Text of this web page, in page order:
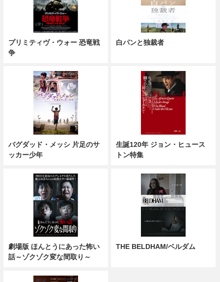
プリミティヴ・ウォー 恐竜戦
争
白パンと独裁者
バグダッド・メッシ 片足のサ
ッカー少年
生誕120年 ジョン・ヒュース
トン特集
劇場版 ほんとうにあった怖い
話～ゾクゾク変な間取り～
THE BELDHAM/ベルダム